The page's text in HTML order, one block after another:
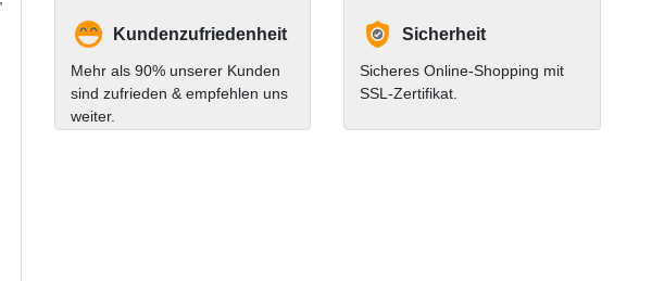
Kundenzufriedenheit
Mehr als 90% unserer Kunden
sind zufrieden & empfehlen uns
weiter.
Sicherheit
Sicheres Online-Shopping mit
SSL-Zertifikat.